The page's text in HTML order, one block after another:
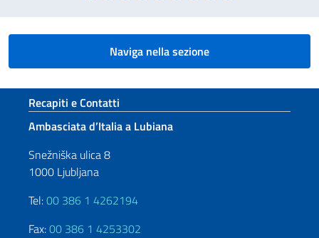
Naviga nella sezione
Sezione footer
Recapiti e Contatti
Ambasciata d’Italia a Lubiana
Snežniška ulica 8
1000 Ljubljana
Tel:00 386 1 4262194
Fax:00 386 1 4253302